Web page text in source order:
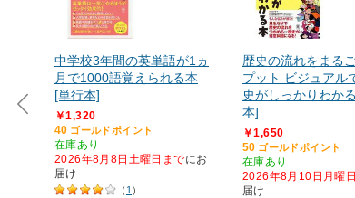
中学校3年間の英単語が1ヵ
月で1000語覚えられる本
[単行本]
￥1,320
40 ゴールドポイント
在庫あり
2026年8月8日土曜日までにお
届け
（ 1 ）
歴史の流れをまる
プット ビジュアル
史がしっかりわか
本]
￥1,650
50 ゴールドポイント
在庫あり
2026年8月10日月曜
届け